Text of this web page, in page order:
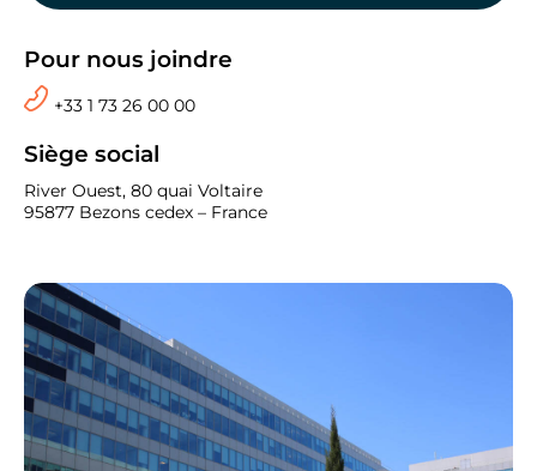
Pour nous joindre
+33 1 73 26 00 00
Siège social
River Ouest, 80 quai Voltaire
95877 Bezons cedex – France